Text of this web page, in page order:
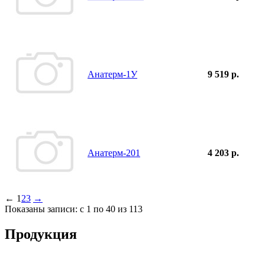
Анатерм-1У 9 519 р.
Анатерм-201 4 203 р.
← 1 23 →
Показаны записи: с 1 по 40 из 113
Продукция